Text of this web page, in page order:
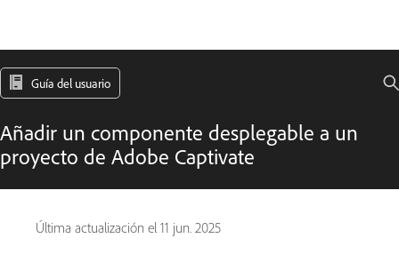
Guía del usuario
Añadir un componente desplegable a un
proyecto de Adobe Captivate
Última actualización el 11 jun. 2025